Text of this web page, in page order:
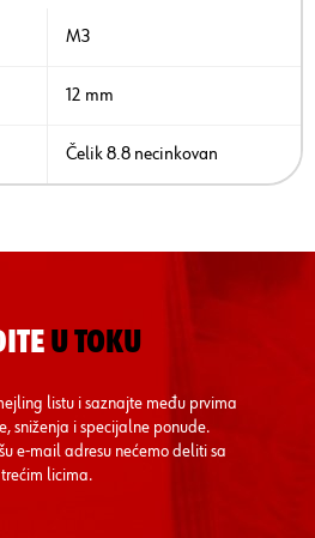
M3
12 mm
Čelik 8.8 necinkovan
U TOKU
listu i saznajte među prvima
sniženja i specijalne ponude.
e-mail adresu nećemo deliti sa
trećim licima.